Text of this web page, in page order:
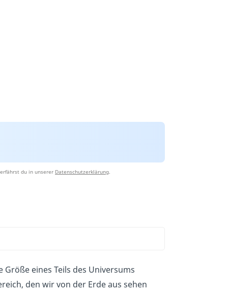
du in unserer Datenschutzerklärung
eines Teils des Universums
den wir von der Erde aus sehen